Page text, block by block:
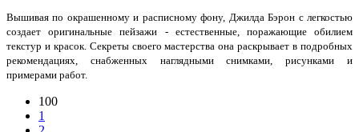
Вышивая по окрашенному и расписному фону, Джилда Бэрон с легкостью
создает оригинальные пейзажи - естественные, поражающие обилием
текстур и красок. Секреты своего мастерства она раскрывает в подробных
рекомендациях, снабженных наглядными снимками, рисунками и
примерами работ.
100
1